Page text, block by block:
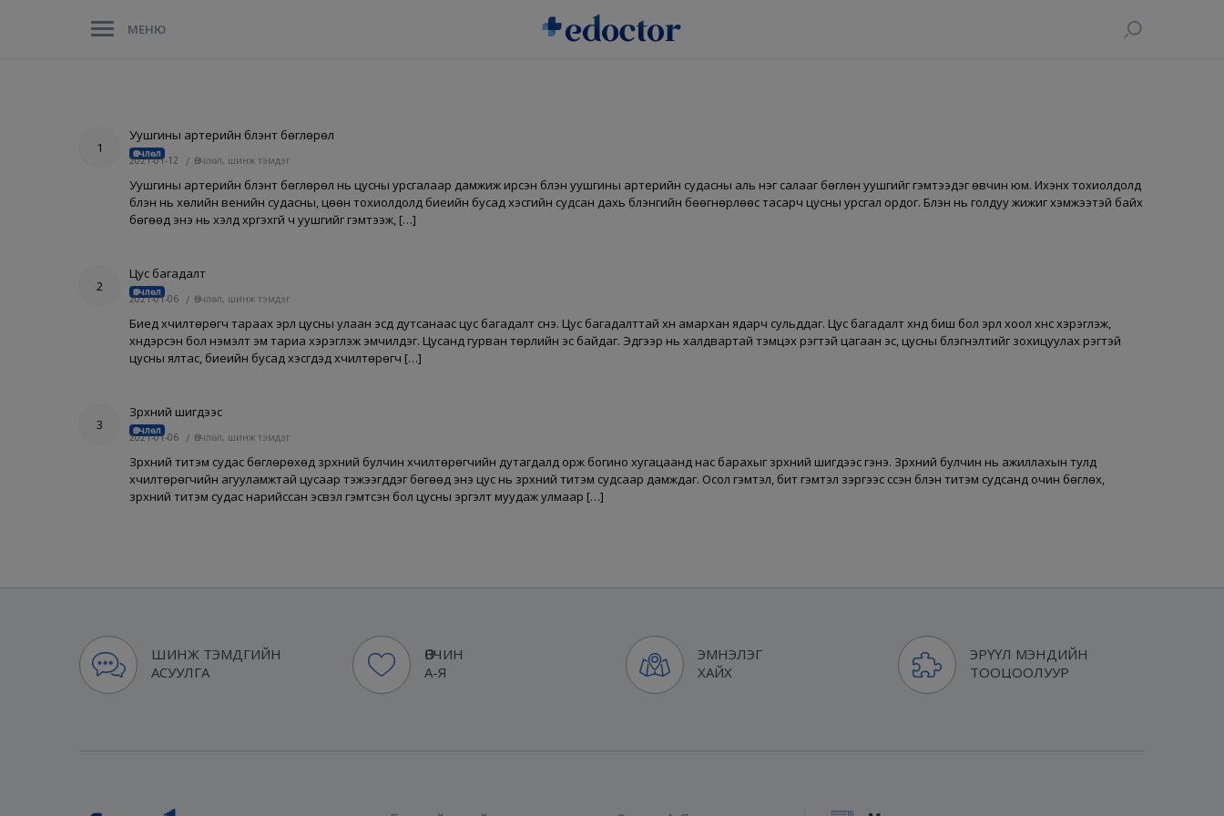
МЕНЮ
1
Уушгины артерийн бүлэнт бөглөрөл
Өвчлөл
2021-01-12 / Өвчлөл, шинж тэмдэг
Уушгины артерийн бүлэнт бөглөрөл нь цусны урсгалаар дамжиж ирсэн бүлэн уушгины артерийн судасны аль нэг салааг бөглөн уушгийг гэмтээдэг өвчин юм. Ихэнх тохиолдолд
бүлэн нь хөлийн венийн судасны, цөөн тохиолдолд биеийн бусад хэсгийн судсан дахь бүлэнгийн бөөгнөрлөөс тасарч цусны урсгал ордог. Бүлэн нь голдуу жижиг хэмжээтэй байх
бөгөөд энэ нь үхэлд хүргэхгүй ч уушгийг гэмтээж, […]
2
Цус багадалт
Өвчлөл
2021-01-06 / Өвчлөл, шинж тэмдэг
Биед хүчилтөрөгч тараах эрүүл цусны улаан эсүүд дутсанаас цус багадалт үүснэ. Цус багадалттай хүн амархан ядарч сульддаг. Цус багадалт хүнд биш бол эрүүл хоол хүнс хэрэглэж,
хүндэрсэн бол нэмэлт эм тариа хэрэглэж эмчилдэг. Цусанд гурван төрлийн эс байдаг. Эдгээр нь халдвартай тэмцэх үүрэгтэй цагаан эс, цусны бүлэгнэлтийг зохицуулах үүрэгтэй
цусны ялтас, биеийн бусад хэсгүүдэд хүчилтөрөгч […]
3
Зүрхний шигдээс
Өвчлөл
2021-01-06 / Өвчлөл, шинж тэмдэг
Зүрхний титэм судас бөглөрөхөд зүрхний булчин хүчилтөрөгчийн дутагдалд орж богино хугацаанд нас барахыг зүрхний шигдээс гэнэ. Зүрхний булчин нь ажиллахын тулд
хүчилтөрөгчийн агууламжтай цусаар тэжээгддэг бөгөөд энэ цус нь зүрхний титэм судсаар дамждаг. Осол гэмтэл, битүү гэмтэл зэргээс үүссэн бүлэн титэм судсанд очин бөглөх,
зүрхний титэм судас нарийссан эсвэл гэмтсэн бол цусны эргэлт муудаж улмаар […]
ШИНЖ ТЭМДГИЙН
АСУУЛГА
ӨВЧИН
А-Я
ЭМНЭЛЭГ
ХАЙХ
ЭРҮҮЛ МЭНДИЙН
ТООЦООЛУУР